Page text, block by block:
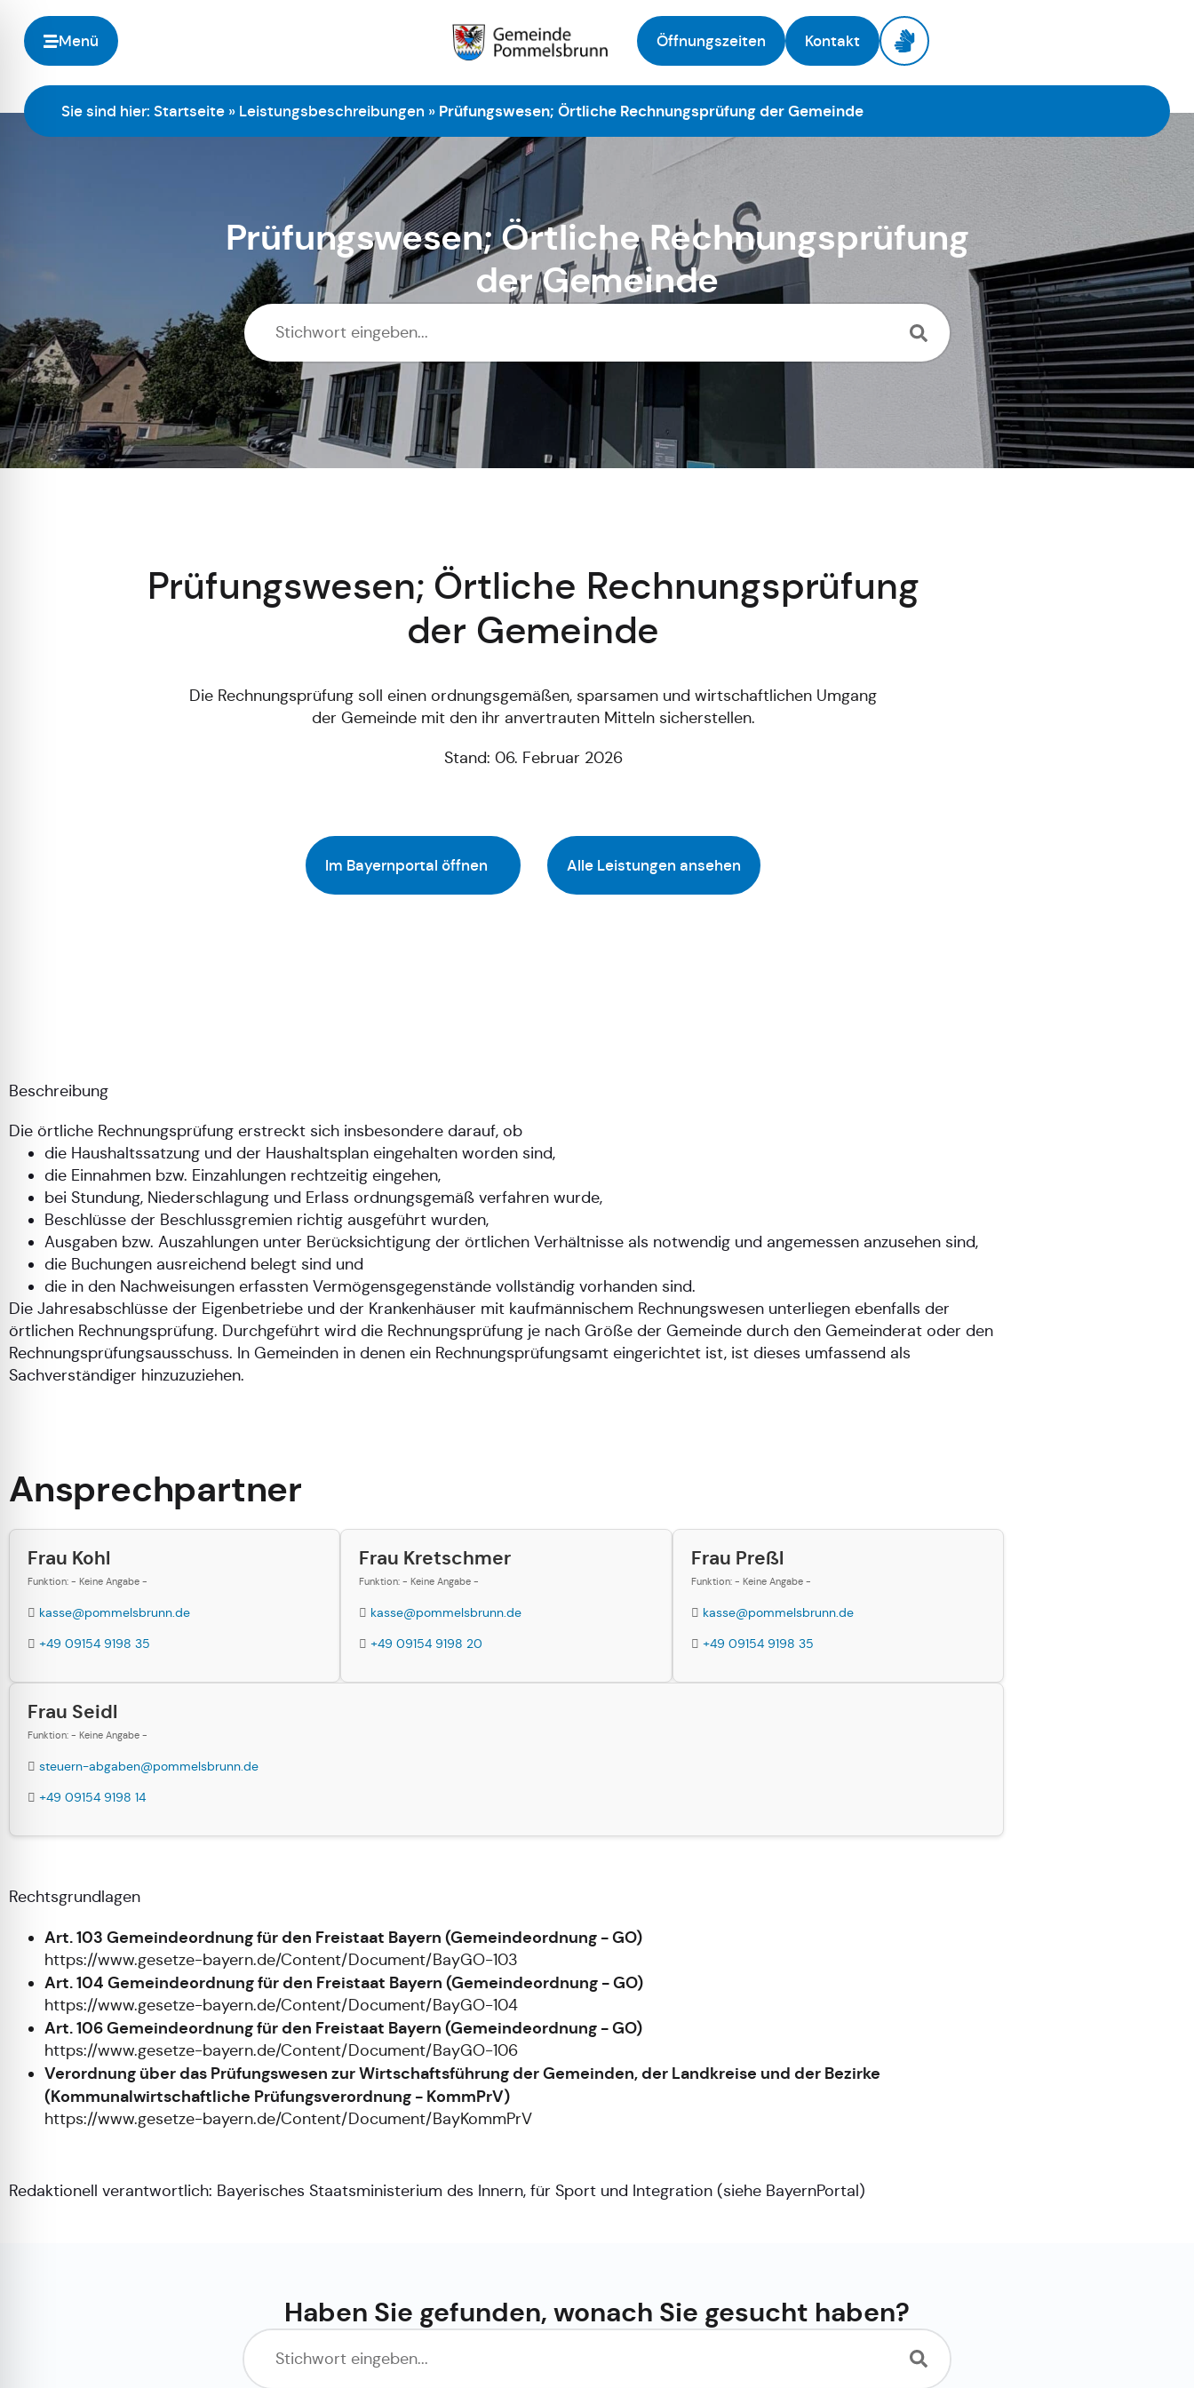
Menü
Zur Startseite
Öffnungszeiten Kontakt
Sie sind hier: Startseite » Leistungsbeschreibungen » Prüfungswesen; Örtliche Rechnungsprüfung der Gemeinde
Prüfungswesen; Örtliche Rechnungsprüfung
der Gemeinde
Prüfungswesen; Örtliche Rechnungsprüfung
der Gemeinde
Die Rechnungsprüfung soll einen ordnungsgemäßen, sparsamen und wirtschaftlichen Umgang
der Gemeinde mit den ihr anvertrauten Mitteln sicherstellen.
Stand: 06. Februar 2026
Im Bayernportal öffnen Alle Leistungen ansehen
Beschreibung
Die örtliche Rechnungsprüfung erstreckt sich insbesondere darauf, ob
die Haushaltssatzung und der Haushaltsplan eingehalten worden sind,
die Einnahmen bzw. Einzahlungen rechtzeitig eingehen,
bei Stundung, Niederschlagung und Erlass ordnungsgemäß verfahren wurde,
Beschlüsse der Beschlussgremien richtig ausgeführt wurden,
Ausgaben bzw. Auszahlungen unter Berücksichtigung der örtlichen Verhältnisse als notwendig und angemessen anzusehen sind,
die Buchungen ausreichend belegt sind und
die in den Nachweisungen erfassten Vermögensgegenstände vollständig vorhanden sind.
Die Jahresabschlüsse der Eigenbetriebe und der Krankenhäuser mit kaufmännischem Rechnungswesen unterliegen ebenfalls der
örtlichen Rechnungsprüfung. Durchgeführt wird die Rechnungsprüfung je nach Größe der Gemeinde durch den Gemeinderat oder den
Rechnungsprüfungsausschuss. In Gemeinden in denen ein Rechnungsprüfungsamt eingerichtet ist, ist dieses umfassend als
Sachverständiger hinzuzuziehen.
Ansprechpartner
Frau Kohl
Funktion: - Keine Angabe -
kasse@pommelsbrunn.de
+49 09154 9198 35
Frau Kretschmer
Funktion: - Keine Angabe -
kasse@pommelsbrunn.de
+49 09154 9198 20
Frau Preßl
Funktion: - Keine Angabe -
kasse@pommelsbrunn.de
+49 09154 9198 35
Frau Seidl
Funktion: - Keine Angabe -
steuern-abgaben@pommelsbrunn.de
+49 09154 9198 14
Rechtsgrundlagen
Art. 103 Gemeindeordnung für den Freistaat Bayern (Gemeindeordnung - GO)
https://www.gesetze-bayern.de/Content/Document/BayGO-103
Art. 104 Gemeindeordnung für den Freistaat Bayern (Gemeindeordnung - GO)
https://www.gesetze-bayern.de/Content/Document/BayGO-104
Art. 106 Gemeindeordnung für den Freistaat Bayern (Gemeindeordnung - GO)
https://www.gesetze-bayern.de/Content/Document/BayGO-106
Verordnung über das Prüfungswesen zur Wirtschaftsführung der Gemeinden, der Landkreise und der Bezirke
(Kommunalwirtschaftliche Prüfungsverordnung - KommPrV)
https://www.gesetze-bayern.de/Content/Document/BayKommPrV
Redaktionell verantwortlich: Bayerisches Staatsministerium des Innern, für Sport und Integration (siehe BayernPortal)
Haben Sie gefunden, wonach Sie gesucht haben?